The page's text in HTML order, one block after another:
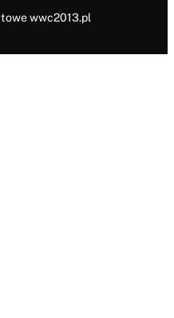
wwc2013.pl